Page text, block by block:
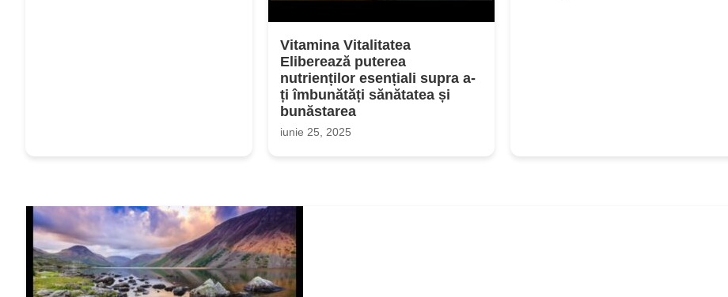
Vitamina Vitalitatea
Eliberează puterea
nutrienților esențiali supra a-
ți îmbunătăți sănătatea și
bunăstarea
iunie 25, 2025